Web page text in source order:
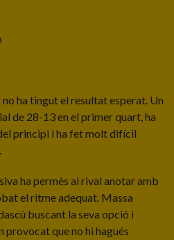
ha tingut el resultat esperat. Un
de 28-13 en el primer quart, ha
principi i ha fet molt difícil
ha permès al rival anotar amb
el ritme adequat. Massa
buscant la seva opció i
provocat que no hi hagués